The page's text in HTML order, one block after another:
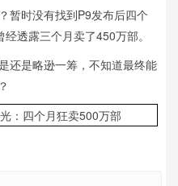
暂时没有找到P9发布后四个
透露三个月卖了450万部。
还是略逊一筹，不知道最终能